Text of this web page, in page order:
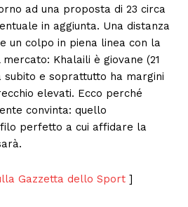
ad una proposta di 23 circa
in aggiunta. Una distanza
un colpo in piena linea con la
Khalaili è giovane (21
subito e soprattutto ha margini
elevati. Ecco perché
convinta: quello
perfetto a cui affidare la
Gazzetta dello Sport ]